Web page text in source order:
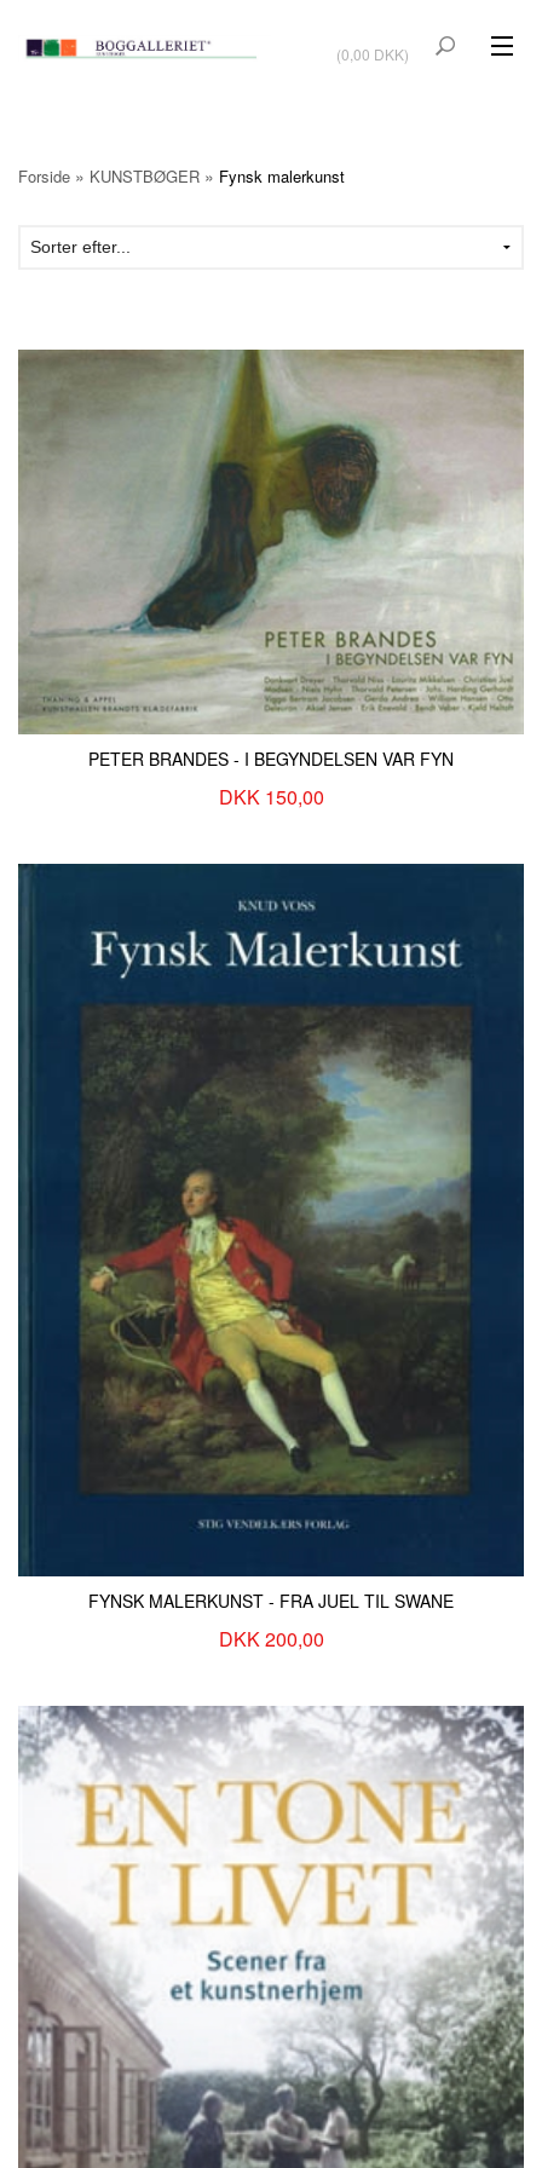
(0,00 DKK)
BØGER OM KUNSTNERE
Vis kurv (0,00 DKK)
UDSTILLINGER
OM BOGGALLERIET
KONTAKT & ÅBNINSTIDER NYHEDSBREV
UDVIDET SØGNING Salgsbetingelser
Forside » KUNSTBØGER » Fynsk malerkunst
PETER BRANDES - I BEGYNDELSEN VAR FYN
DKK 150,00
FYNSK MALERKUNST - FRA JUEL TIL SWANE
DKK 200,00